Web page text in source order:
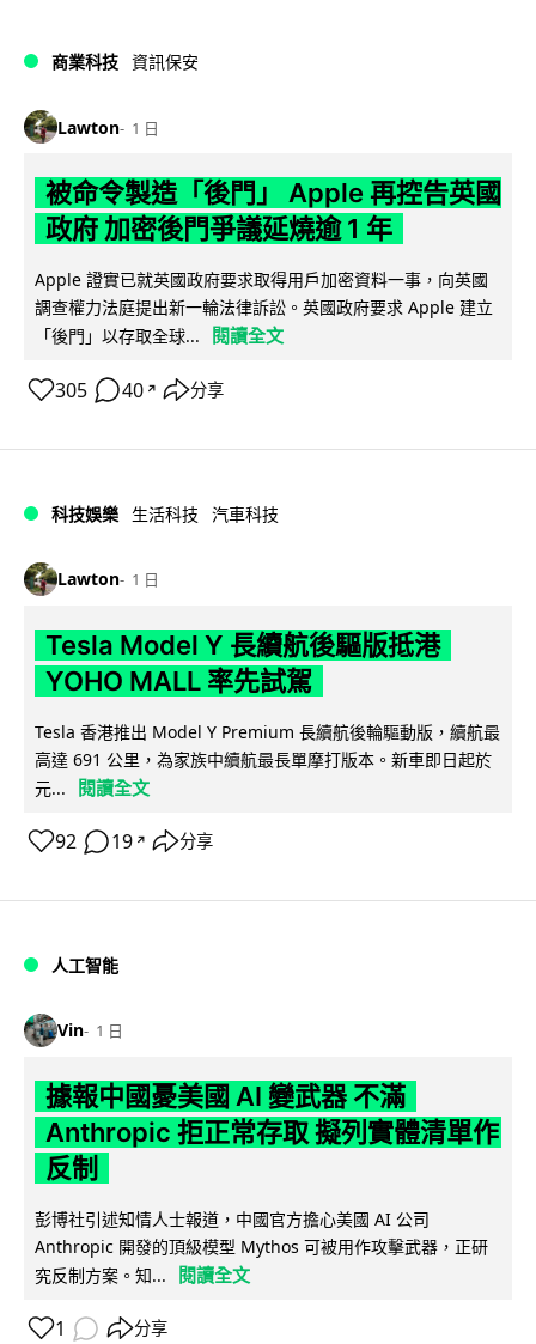
商業科技 資訊保安
Lawton 1 日
被命令製造「後門」 Apple 再控告英國
政府 加密後門爭議延燒逾 1 年
Apple 證實已就英國政府要求取得用戶加密資料一事，向英國
調查權力法庭提出新一輪法律訴訟。英國政府要求 Apple 建立
「後門」以存取全球...
閱讀全文
305 40 ↗ 分享
科技娛樂 生活科技 汽車科技
Lawton 1 日
Tesla Model Y 長續航後驅版抵港
YOHO MALL 率先試駕
Tesla 香港推出 Model Y Premium 長續航後輪驅動版，續航最
高達 691 公里，為家族中續航最長單摩打版本。新車即日起於
元...
閱讀全文
92 19 ↗ 分享
人工智能
Vin 1 日
據報中國憂美國 AI 變武器 不滿
Anthropic 拒正常存取 擬列實體清單作
反制
彭博社引述知情人士報道，中國官方擔心美國 AI 公司
Anthropic 開發的頂級模型 Mythos 可被用作攻擊武器，正研
究反制方案。知...
閱讀全文
1 分享